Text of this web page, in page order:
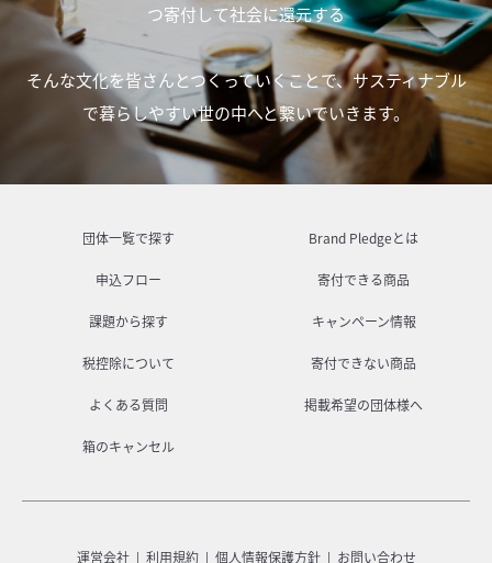
つ寄付して社会に還元する
そんな文化を皆さんとつくっていくことで、サスティナブル
で暮らしやすい世の中へと繋いでいきます。
団体一覧で探す Brand Pledgeとは
申込フロー 寄付できる商品
課題から探す キャンペーン情報
税控除について 寄付できない商品
よくある質問 掲載希望の団体様へ
箱のキャンセル
運営会社 利用規約 個人情報保護方針 お問い合わせ